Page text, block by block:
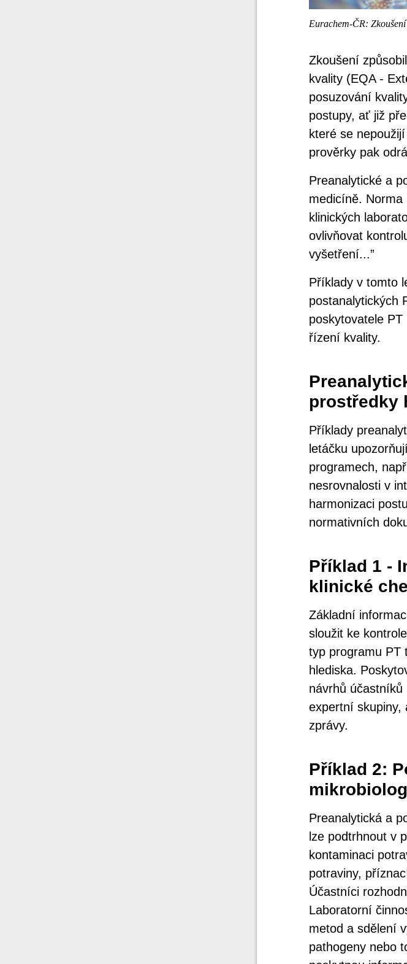
Eurachem-ČR:
Zkoušení
kvality (EQA -
posuzování
postupy, ať již
které se
prověrky pak
Preanalytické a
medicíně.
klinických
ovlivňovat
vyšetření...”
Příklady v tomto
postanalytických
poskytovatele
řízení kvality.
prostředky
Příklady
letáčku
programech,
nesrovnalosti v
harmonizaci
normativních
Příklad 1 -
klinické
Základní
sloužit ke
typ programu PT
hlediska.
návrhů
expertní skupiny,
zprávy.
Příklad 2:
Preanalytická a
lze podtrhnout v
kontaminaci
potraviny,
Účastníci
Laboratorní
metod a sdělení
pathogeny nebo